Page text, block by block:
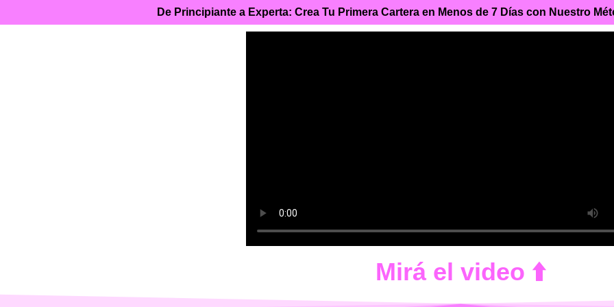
De Principiante a Experta: Crea Tu Primera Cartera en Menos de 7 Días con Nuestro
Mirá el video ⬆️